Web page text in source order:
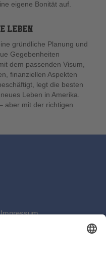
eigene Bonität auf.
LEBEN
gründliche Planung und
Gegebenheiten
dem passenden Visum,
finanziellen Aspekten
legt die besten
Leben in Amerika.
aber mit der richtigen
Impressum